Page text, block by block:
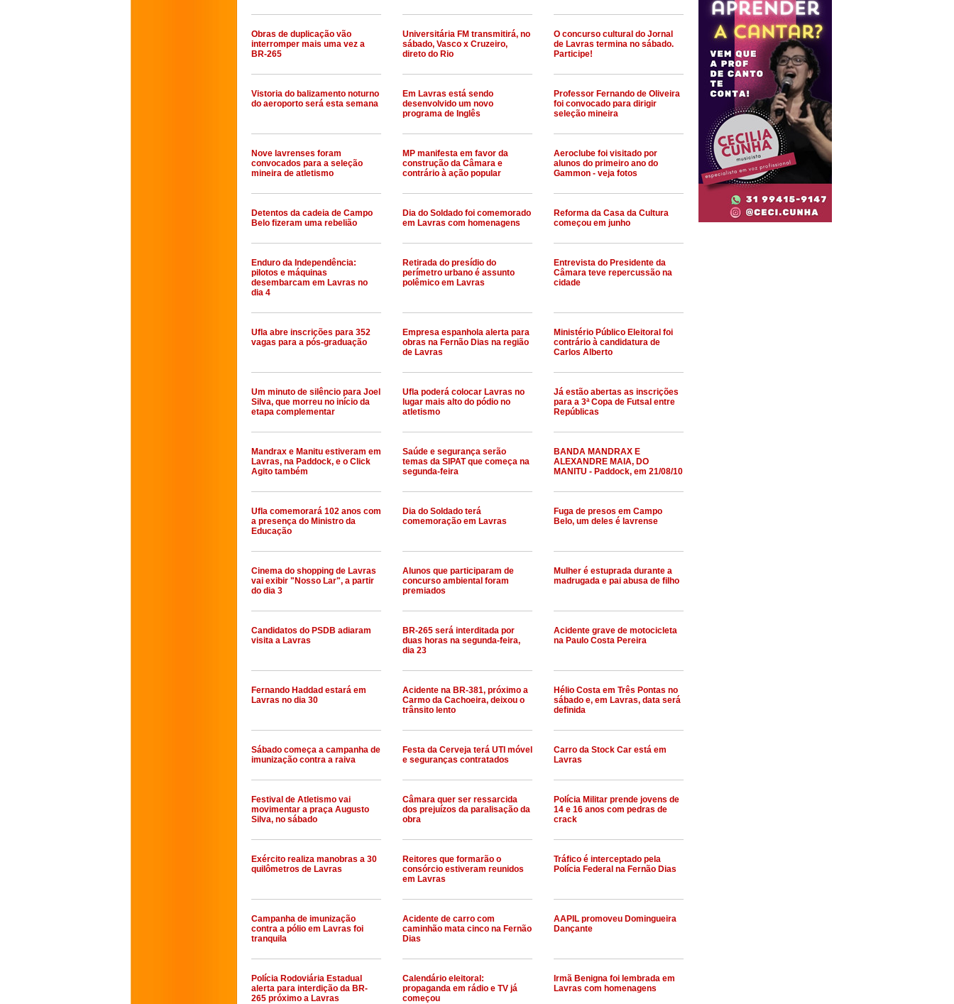
Obras de duplicação vão
interromper mais uma vez a
BR-265
Universitária FM transmitirá, no
sábado, Vasco x Cruzeiro,
direto do Rio
O concurso cultural do Jornal
de Lavras termina no sábado.
Participe!
Vistoria do balizamento noturno
do aeroporto será esta semana
Em Lavras está sendo
desenvolvido um novo
programa de Inglês
Professor Fernando de Oliveira
foi convocado para dirigir
seleção mineira
Nove lavrenses foram
convocados para a seleção
mineira de atletismo
MP manifesta em favor da
construção da Câmara e
contrário à ação popular
Aeroclube foi visitado por
alunos do primeiro ano do
Gammon - veja fotos
Detentos da cadeia de Campo
Belo fizeram uma rebelião
Dia do Soldado foi comemorado
em Lavras com homenagens
Reforma da Casa da Cultura
começou em junho
Enduro da Independência:
pilotos e máquinas
desembarcam em Lavras no
dia 4
Retirada do presídio do
perímetro urbano é assunto
polêmico em Lavras
Entrevista do Presidente da
Câmara teve repercussão na
cidade
Ufla abre inscrições para 352
vagas para a pós-graduação
Empresa espanhola alerta para
obras na Fernão Dias na região
de Lavras
Ministério Público Eleitoral foi
contrário à candidatura de
Carlos Alberto
Um minuto de silêncio para Joel
Silva, que morreu no início da
etapa complementar
Ufla poderá colocar Lavras no
lugar mais alto do pódio no
atletismo
Já estão abertas as inscrições
para a 3ª Copa de Futsal entre
Repúblicas
Mandrax e Manitu estiveram em
Lavras, na Paddock, e o Click
Agito também
Saúde e segurança serão
temas da SIPAT que começa na
segunda-feira
BANDA MANDRAX E
ALEXANDRE MAIA, DO
MANITU - Paddock, em 21/08/10
Ufla comemorará 102 anos com
a presença do Ministro da
Educação
Dia do Soldado terá
comemoração em Lavras
Fuga de presos em Campo
Belo, um deles é lavrense
Cinema do shopping de Lavras
vai exibir "Nosso Lar", a partir
do dia 3
Alunos que participaram de
concurso ambiental foram
premiados
Mulher é estuprada durante a
madrugada e pai abusa de filho
Candidatos do PSDB adiaram
visita a Lavras
BR-265 será interditada por
duas horas na segunda-feira,
dia 23
Acidente grave de motocicleta
na Paulo Costa Pereira
Fernando Haddad estará em
Lavras no dia 30
Acidente na BR-381, próximo a
Carmo da Cachoeira, deixou o
trânsito lento
Hélio Costa em Três Pontas no
sábado e, em Lavras, data será
definida
Sábado começa a campanha de
imunização contra a raiva
Festa da Cerveja terá UTI móvel
e seguranças contratados
Carro da Stock Car está em
Lavras
Festival de Atletismo vai
movimentar a praça Augusto
Silva, no sábado
Câmara quer ser ressarcida
dos prejuízos da paralisação da
obra
Polícia Militar prende jovens de
14 e 16 anos com pedras de
crack
Exército realiza manobras a 30
quilômetros de Lavras
Reitores que formarão o
consórcio estiveram reunidos
em Lavras
Tráfico é interceptado pela
Polícia Federal na Fernão Dias
Campanha de imunização
contra a pólio em Lavras foi
tranquila
Acidente de carro com
caminhão mata cinco na Fernão
Dias
AAPIL promoveu Domingueira
Dançante
Polícia Rodoviária Estadual
alerta para interdição da BR-
265 próximo a Lavras
Calendário eleitoral:
propaganda em rádio e TV já
começou
Irmã Benigna foi lembrada em
Lavras com homenagens